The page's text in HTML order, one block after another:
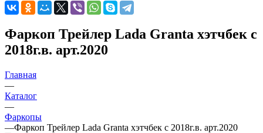
Фаркоп Трейлер Lada Granta хэтчбек с
2018г.в. арт.2020
Главная
—
Каталог
—
Фаркопы
—Фаркоп Трейлер Lada Granta хэтчбек с 2018г.в. арт.2020